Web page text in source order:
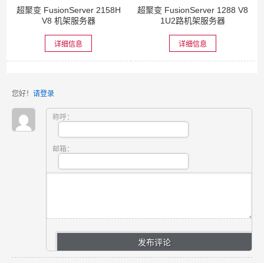
超聚变 FusionServer 2158H
V8 机架服务器
详细信息
超聚变 FusionServer 1288 V8
1U2路机架服务器
详细信息
您好！ 请登录
称呼：
邮箱：